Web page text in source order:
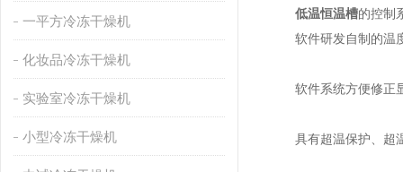
一平方冷冻干燥机
化妆品冷冻干燥机
实验室冷冻干燥机
小型冷冻干燥机
低温恒温槽的控制
软件研发自制的温度
软件系统方便修正显
具有超温保护、超温